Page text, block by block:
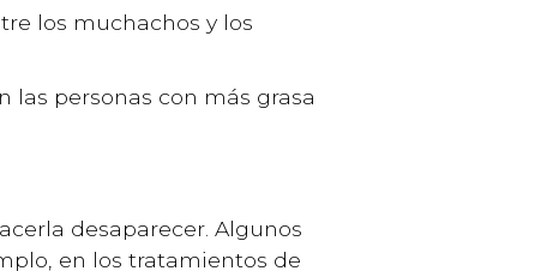
los muchachos y los
las personas con más grasa
desaparecer. Algunos
en los tratamientos de